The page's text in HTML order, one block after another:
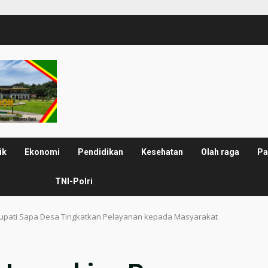
Ekonomi Pendidikan Kesehatan Olah raga
TNI-Polri
Sapa Desa Tingkatkan Pelayanan kepada Masyarakat